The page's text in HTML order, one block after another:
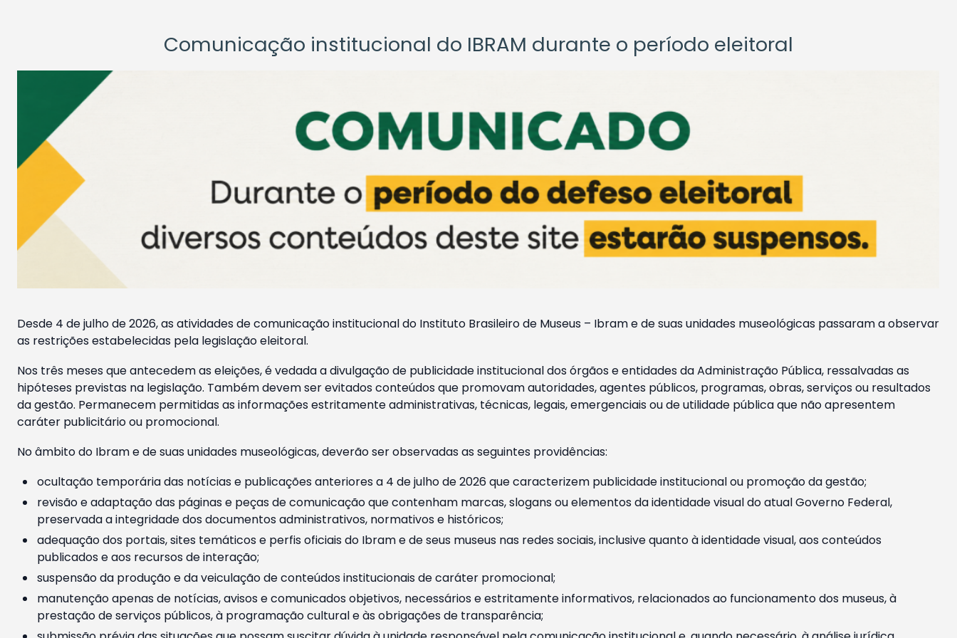
Comunicação institucional do IBRAM durante o período eleitoral
Desde 4 de julho de 2026, as atividades de comunicação institucional do Instituto Brasileiro de Museus – Ibram e de suas unidades museológicas passaram a observar
as restrições estabelecidas pela legislação eleitoral.
Nos três meses que antecedem as eleições, é vedada a divulgação de publicidade institucional dos órgãos e entidades da Administração Pública, ressalvadas as
hipóteses previstas na legislação. Também devem ser evitados conteúdos que promovam autoridades, agentes públicos, programas, obras, serviços ou resultados
da gestão. Permanecem permitidas as informações estritamente administrativas, técnicas, legais, emergenciais ou de utilidade pública que não apresentem
caráter publicitário ou promocional.
No âmbito do Ibram e de suas unidades museológicas, deverão ser observadas as seguintes providências:
ocultação temporária das notícias e publicações anteriores a 4 de julho de 2026 que caracterizem publicidade institucional ou promoção da gestão;
revisão e adaptação das páginas e peças de comunicação que contenham marcas, slogans ou elementos da identidade visual do atual Governo Federal,
preservada a integridade dos documentos administrativos, normativos e históricos;
adequação dos portais, sites temáticos e perfis oficiais do Ibram e de seus museus nas redes sociais, inclusive quanto à identidade visual, aos conteúdos
publicados e aos recursos de interação;
suspensão da produção e da veiculação de conteúdos institucionais de caráter promocional;
manutenção apenas de notícias, avisos e comunicados objetivos, necessários e estritamente informativos, relacionados ao funcionamento dos museus, à
prestação de serviços públicos, à programação cultural e às obrigações de transparência;